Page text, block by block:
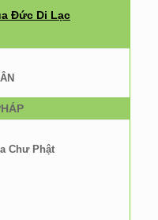
Đức Di Lạc
Chư Phật